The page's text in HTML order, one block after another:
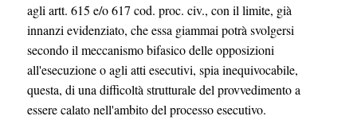
agli artt. 615 e/o 617 cod. proc. civ., con il limite, già
innanzi evidenziato, che essa giammai potrà svolgersi
secondo il meccanismo bifasico delle opposizioni
all'esecuzione o agli atti esecutivi, spia inequivocabile,
questa, di una difficoltà strutturale del provvedimento a
essere calato nell'ambito del processo esecutivo.